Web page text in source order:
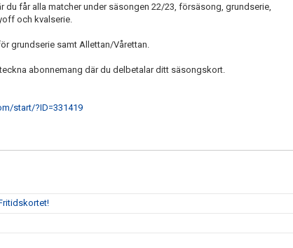
du får alla matcher under säsongen 22/23, försäsong, grundserie,
och kvalserie.
grundserie samt Allettan/Vårettan.
abonnemang där du delbetalar ditt säsongskort.
start/?ID=331419